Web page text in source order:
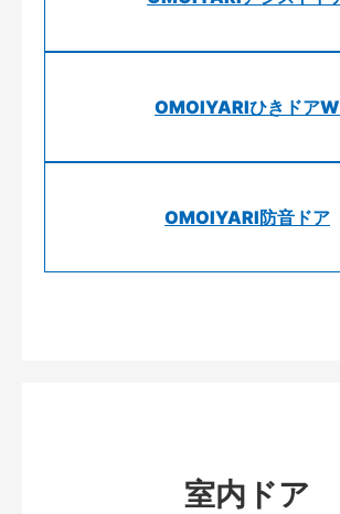
OMOIYARIひきドアW
OMOIYARI防音ドア
室内ドア